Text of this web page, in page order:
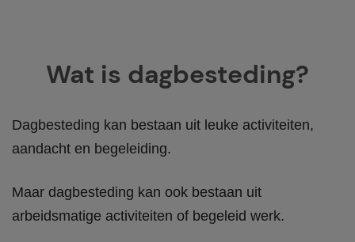
Wat is dagbesteding?
Dagbesteding kan bestaan uit leuke activiteiten,
aandacht en begeleiding.
Maar dagbesteding kan ook bestaan uit
arbeidsmatige activiteiten of begeleid werk.